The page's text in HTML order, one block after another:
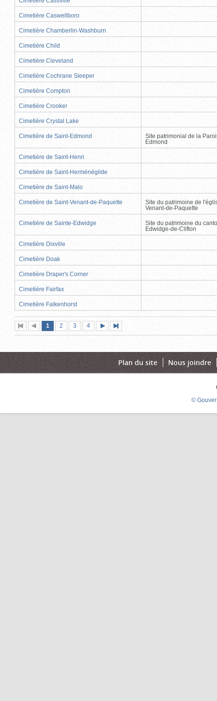
Cimetière Caswellboro
Cimetière Chamberlin-Washburn
Cimetière Child
Cimetière Cleveland
Cimetière Cochrane Sleeper
Cimetière Compton
Cimetière Crooker
Cimetière Crystal Lake
Cimetière de Saint-Edmond
Site patrimonial de la
Edmond
Cimetière de Saint-Henri
Cimetière de Saint-Herménégilde
Cimetière de Saint-Malo
Cimetière de Saint-Venant-de-Paquette
Site du patrimoine de
Venant-de-Paquette
Cimetière de Sainte-Edwidge
Site du patrimoine du
Edwidge-de-Clifton
Cimetière Dixville
Cimetière Doak
Cimetière Draper's Corner
Cimetière Fairfax
Cimetière Falkenhorst
Première
page
Page
précédente
Page
1 (page
actuelle)
Page
2 Page
3 Page
4
suivante
page
Plan du site Nous joindre
©